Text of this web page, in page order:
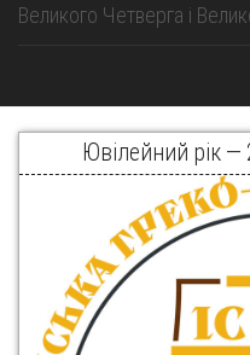
Великого Четверга і
Ювілейний рік —